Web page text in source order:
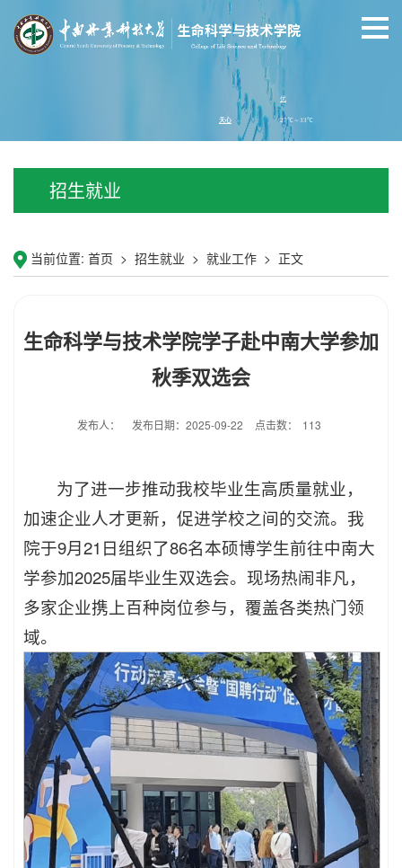
招生就业
当前位置: 首页 > 招生就业 > 就业工作 > 正文
生命科学与技术学院学子赴中南大学参加
秋季双选会
发布人： 发布日期：2025-09-22 点击数： 113
为了进一步推动我校毕业生高质量就业，
加速企业人才更新，促进学校之间的交流。我
院于9月21日组织了86名本硕博学生前往中南大
学参加2025届毕业生双选会。现场热闹非凡，
多家企业携上百种岗位参与，覆盖各类热门领
域。